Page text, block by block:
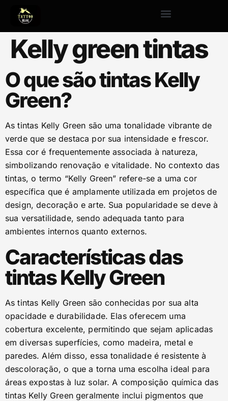
Kelly green tintas
O que são tintas Kelly
Green?
As tintas Kelly Green são uma tonalidade vibrante de
verde que se destaca por sua intensidade e frescor.
Essa cor é frequentemente associada à natureza,
simbolizando renovação e vitalidade. No contexto das
tintas, o termo “Kelly Green” refere-se a uma cor
específica que é amplamente utilizada em projetos de
design, decoração e arte. Sua popularidade se deve à
sua versatilidade, sendo adequada tanto para
ambientes internos quanto externos.
Características das
tintas Kelly Green
As tintas Kelly Green são conhecidas por sua alta
opacidade e durabilidade. Elas oferecem uma
cobertura excelente, permitindo que sejam aplicadas
em diversas superfícies, como madeira, metal e
paredes. Além disso, essa tonalidade é resistente à
descoloração, o que a torna uma escolha ideal para
áreas expostas à luz solar. A composição química das
tintas Kelly Green geralmente inclui pigmentos que